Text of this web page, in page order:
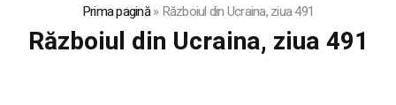
Prima pagină»Războiul din Ucraina, ziua 491
Războiul din Ucraina, ziua 491